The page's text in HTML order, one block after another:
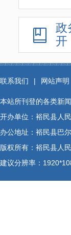
政
开
联系我们 | 网站声明
本站所刊登的各类新
开办单位：裕民县人
办公地址：裕民县巴
版权所有：裕民县人
建议分辨率：